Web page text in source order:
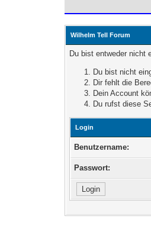
Wilhelm Tell Forum
Du bist entweder nicht
Du bist nicht
Dir fehlt die
Dein Account
Du rufst diese
Login
Benutzername:
Passwort: